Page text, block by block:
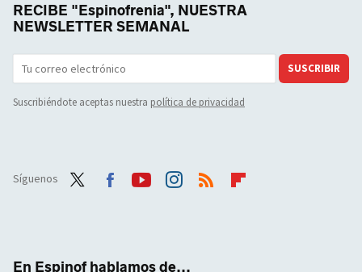
RECIBE "Espinofrenia", NUESTRA
NEWSLETTER SEMANAL
SUSCRIBIR
Suscribiéndote aceptas nuestra política de privacidad
Síguenos
En Espinof hablamos de...